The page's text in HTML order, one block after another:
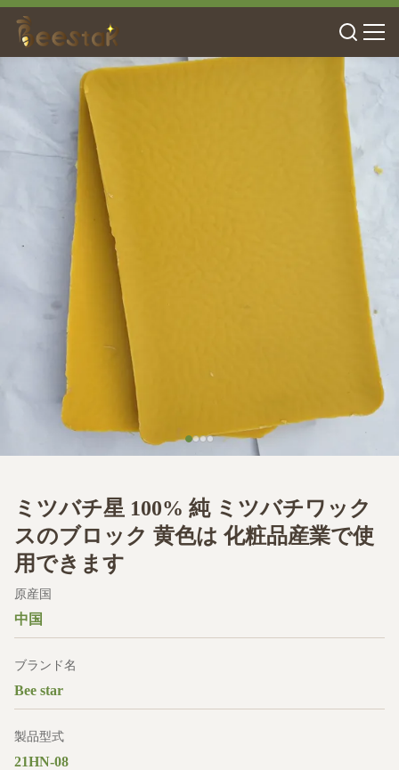
ミツバチ星 100% 純 ミツバチワック
スのブロック 黄色は 化粧品産業で使
用できます
原産国
中国
ブランド名
Bee star
製品型式
21HN-08